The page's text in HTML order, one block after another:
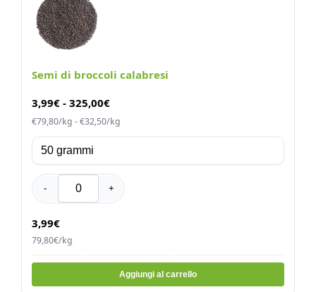
Semi di broccoli calabresi
3,99€ - 325,00€
€79,80/kg - €32,50/kg
- +
3,99€
79,80€/kg
Aggiungi al carrello